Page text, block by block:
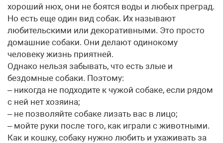
хороший нюх, они не боятся воды и любых преград.
Но есть еще один вид собак. Их называют
любительскими или декоративными. Это просто
домашние собаки. Они делают одинокому
человеку жизнь приятней.
Однако нельзя забывать, что есть злые и
бездомные собаки. Поэтому:
– никогда не подходите к чужой собаке, если рядом
с ней нет хозяина;
– не позволяйте собаке лизать вас в лицо;
– мойте руки после того, как играли с животными.
Как и кошку, собаку нужно любить и ухаживать за